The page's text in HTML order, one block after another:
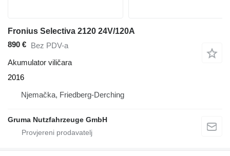
Fronius Selectiva 2120 24V/120A
890 € Bez PDV-a
Akumulator viličara
2016
Njemačka, Friedberg-Derching
Gruma Nutzfahrzeuge GmbH